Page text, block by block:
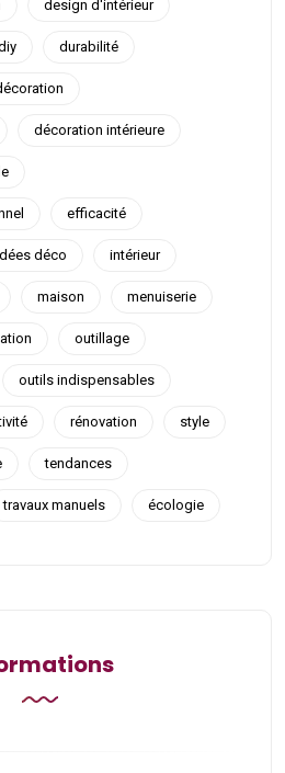
design d'intérieur
durabilité
décoration intérieure
efficacité
déco intérieur
maison menuiserie
outillage
outils indispensables
rénovation style
tendances
travaux manuels écologie